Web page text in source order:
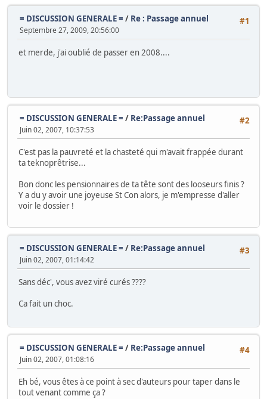
#1
= DISCUSSION GENERALE = / Re : Passage annuel
Septembre 27, 2009, 20:56:00
et merde, j'ai oublié de passer en 2008....
#2
= DISCUSSION GENERALE = / Re:Passage annuel
Juin 02, 2007, 10:37:53
C'est pas la pauvreté et la chasteté qui m'avait frappée durant
ta teknoprêtrise...
Bon donc les pensionnaires de ta tête sont des looseurs finis ?
Y a du y avoir une joyeuse St Con alors, je m'empresse d'aller
voir le dossier !
#3
= DISCUSSION GENERALE = / Re:Passage annuel
Juin 02, 2007, 01:14:42
Sans déc', vous avez viré curés ????
Ca fait un choc.
#4
= DISCUSSION GENERALE = / Re:Passage annuel
Juin 02, 2007, 01:08:16
Eh bé, vous êtes à ce point à sec d'auteurs pour taper dans le
tout venant comme ça ?